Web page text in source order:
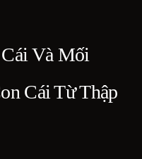
Và Mối
Cái Từ Thập